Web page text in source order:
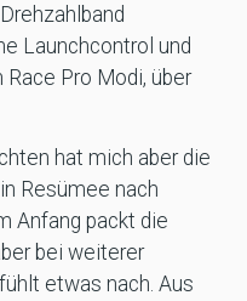
Launchcontrol und
Pro Modi, über
hat mich aber die
Resümee nach
Anfang packt die
bei weiterer
etwas nach. Aus